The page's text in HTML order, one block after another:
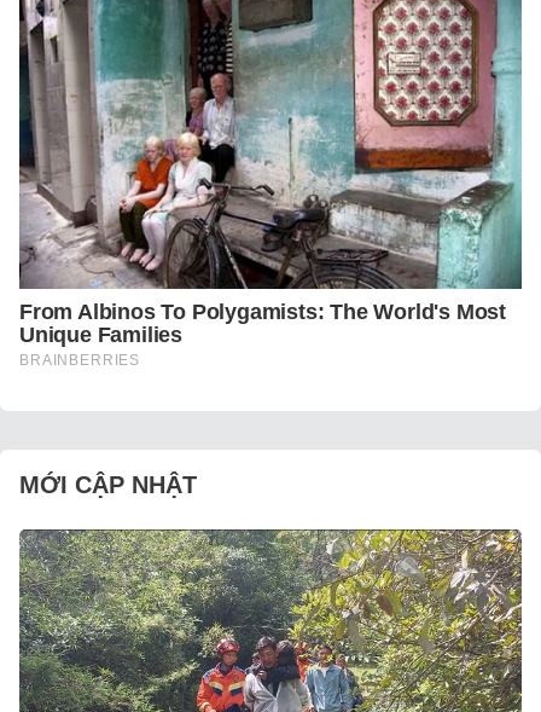
MỚI CẬP NHẬT